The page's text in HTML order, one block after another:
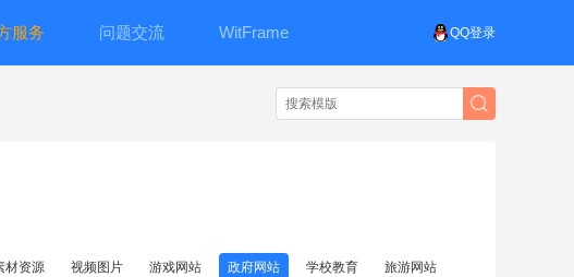
QQ登录
服务 问题交流 WitFrame
材资源 视频图片 游戏网站 政府网站 学校教育 旅游网站